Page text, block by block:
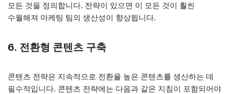
모든 것을 정의합니다. 전략이 있으면 이 모든 것이 훨씬
수월해져 마케팅 팀의 생산성이 향상됩니다.
6. 전환형 콘텐츠 구축
콘텐츠 전략은 지속적으로 전환율 높은 콘텐츠를 생산하는 데
필수적입니다. 콘텐츠 전략에는 다음과 같은 지침이 포함되어야